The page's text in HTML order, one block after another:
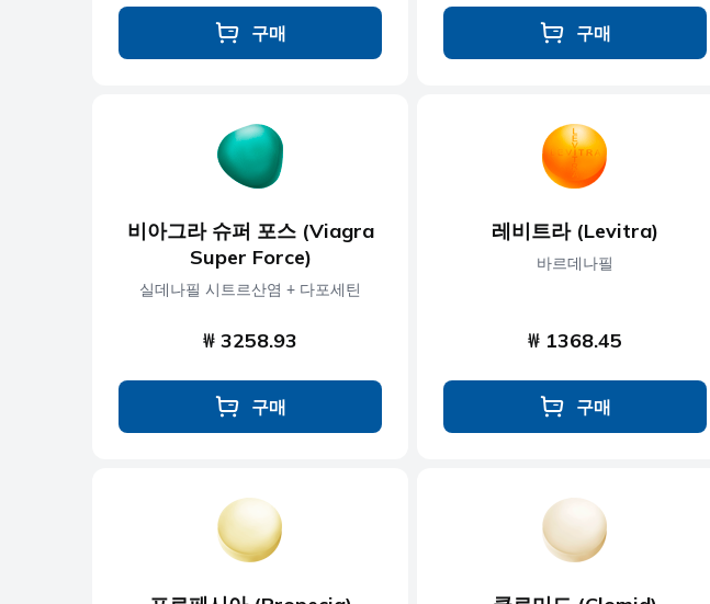
구매 구매
비아그라 슈퍼 포스 (Viagra
Super Force)
실데나필 시트르산염 + 다포세틴
₩ 3258.93
구매
레비트라 (Levitra)
바르데나필
₩ 1368.45
구매